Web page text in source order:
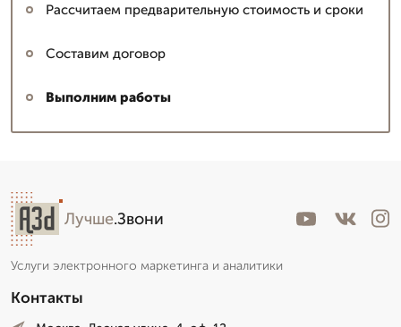
Рассчитаем предварительную стоимость и сроки
Составим договор
Выполним работы
Лучше.Звони
Услуги электронного маркетинга и аналитики
Контакты